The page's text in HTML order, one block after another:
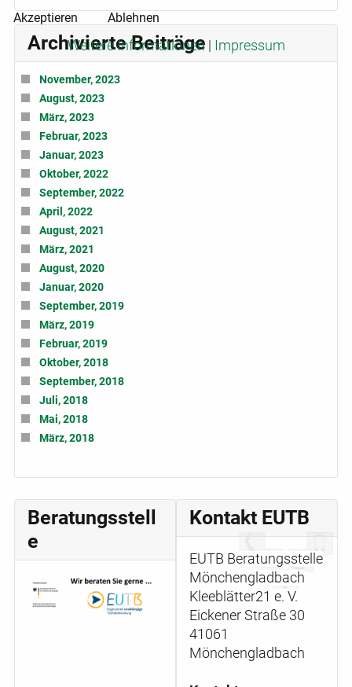
Archivierte Beiträge
November, 2023
August, 2023
März, 2023
Februar, 2023
Januar, 2023
Oktober, 2022
September, 2022
April, 2022
August, 2021
März, 2021
August, 2020
Januar, 2020
September, 2019
März, 2019
Februar, 2019
Oktober, 2018
September, 2018
Juli, 2018
Mai, 2018
März, 2018
Beratungsstell
e
Kontakt EUTB
EUTB Beratungsstelle
Mönchengladbach
Kleeblätter21 e. V.
Eickener Straße 30
41061
Mönchengladbach
Akzeptieren Ablehnen
Weitere Informationen| Impressum